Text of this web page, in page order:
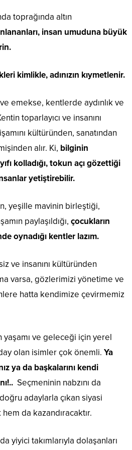
toprağında altın
insan umuduna büyük
kimlikle, adınızın kıymetlenir.
emekse, kentlerde aydınlık ve
toparlayıcı ve insanını
kültüründen, sanatından
alır. Ki, bilginin
kolladığı, tokun açı gözettiği
yetiştirebilir.
yeşille mavinin birleştiği,
paylaşıldığı, çocukların
oynadığı kentler lazım.
ve insanını kültüründen
varsa, gözlerimizi yönetime ve
hatta kendimize çevirmemiz
yaşamı ve geleceği için yerel
olan isimler çok önemli. Ya
ya da başkalarını kendi
Seçmeninin nabzını da
adaylarla çıkan siyasi
da kazandıracaktır.
yiyici takımlarıyla dolaşanları